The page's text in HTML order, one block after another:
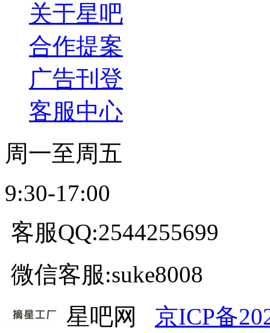
关于星吧
合作提案
广告刊登
客服中心
周一至周五
9:30-17:00
客服QQ:2544255699
微信客服:suke8008
星吧网 京ICP备